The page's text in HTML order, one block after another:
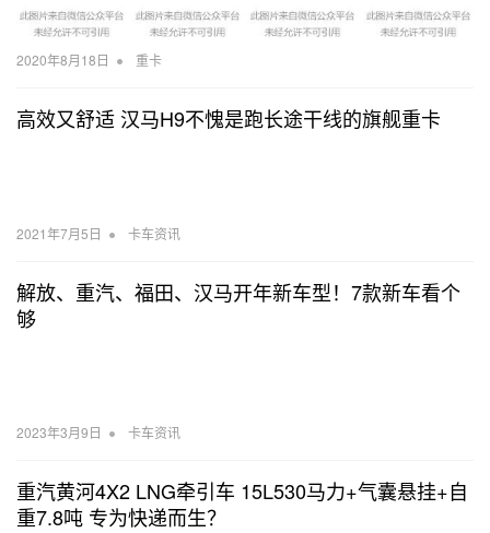
2020年8月18日 • 重卡
高效又舒适 汉马H9不愧是跑长途干线的旗舰重卡
2021年7月5日 • 卡车资讯
解放、重汽、福田、汉马开年新车型！7款新车看个
够
2023年3月9日 • 卡车资讯
重汽黄河4X2 LNG牵引车 15L530马力+气囊悬挂+自
重7.8吨 专为快递而生？